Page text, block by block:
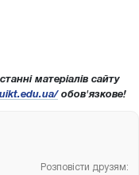
матеріалів сайту
обов'язкове!
Розповісти друзям: